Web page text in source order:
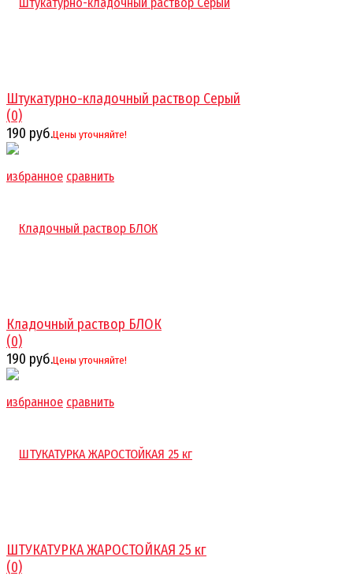
избранное сравнить
Штукатурно-кладочный раствор Серый
(0)
190 руб.Цены уточняйте!
избранное сравнить
Кладочный раствор БЛОК
(0)
190 руб.Цены уточняйте!
ШТУКАТУРКА ЖАРОСТОЙКАЯ 25 кг
(0)